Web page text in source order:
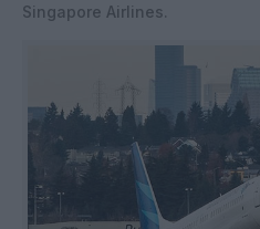
Singapore Airlines.